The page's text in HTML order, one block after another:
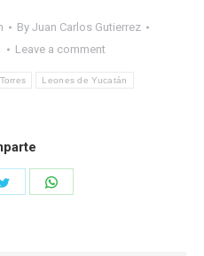
By Juan Carlos Gutierrez
Leave a comment
Leones de Yucatán
Share